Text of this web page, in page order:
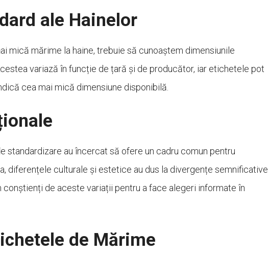
ale Hainelor
mică mărime la haine, trebuie să cunoaștem dimensiunile
variază în funcție de țară și de producător, iar etichetele pot
cea mai mică dimensiune disponibilă.
standardizare au încercat să ofere un cadru comun pentru
diferențele culturale și estetice au dus la divergențe semnificative
conștienți de aceste variații pentru a face alegeri informate în
de Mărime